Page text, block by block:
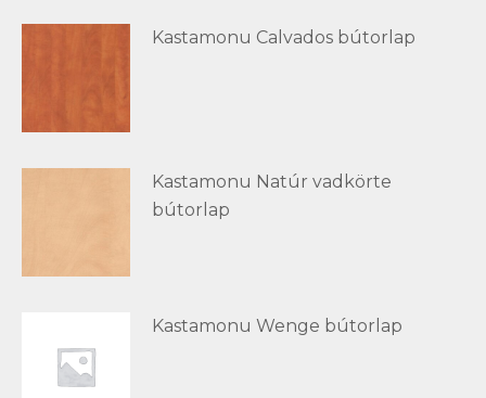
Kastamonu Calvados bútorlap
Kastamonu Natúr vadkörte
bútorlap
Kastamonu Wenge bútorlap